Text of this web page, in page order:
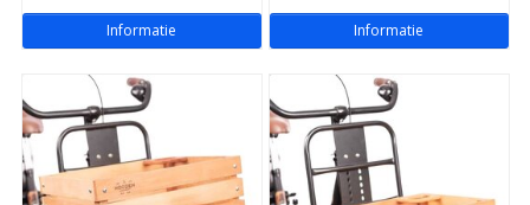
Informatie Informatie